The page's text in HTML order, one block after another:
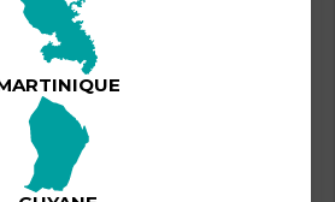
compte du Client,
Législation Applicable, et
de l’article 30 du
la demande du Client,
nature du Traitement et des
aider le Client à